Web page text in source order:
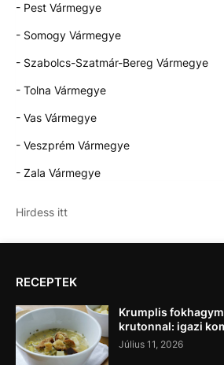
- Pest Vármegye
- Somogy Vármegye
- Szabolcs-Szatmár-Bereg Vármegye
- Tolna Vármegye
- Vas Vármegye
- Veszprém Vármegye
- Zala Vármegye
Hirdess itt
RECEPTEK
Krumplis
krutonnal: igazi
Július 11, 2026